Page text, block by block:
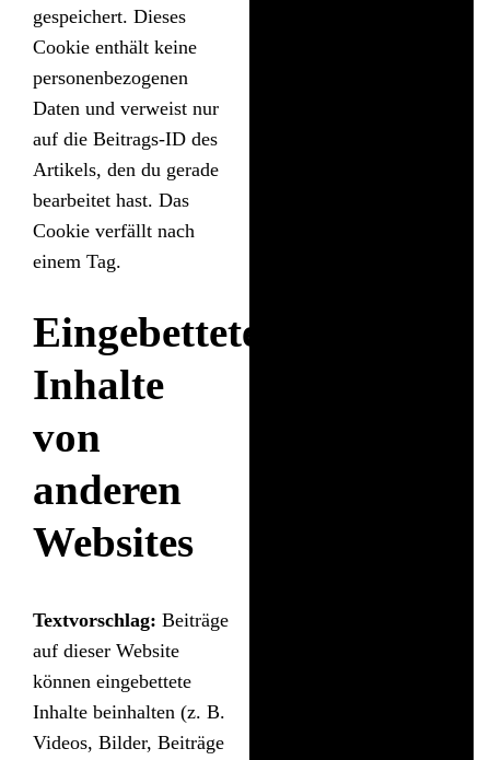
gespeichert. Dieses
Cookie enthält keine
personenbezogenen
Daten und verweist nur
auf die Beitrags-ID des
Artikels, den du gerade
bearbeitet hast. Das
Cookie verfällt nach
einem Tag.
Eingebettete
Inhalte
von
anderen
Websites
Textvorschlag: Beiträge
auf dieser Website
können eingebettete
Inhalte beinhalten (z. B.
Videos, Bilder, Beiträge